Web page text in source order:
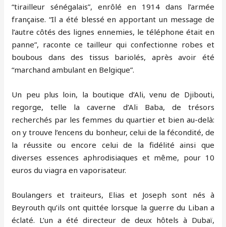
“tirailleur sénégalais”, enrôlé en 1914 dans l’armée
française. “Il a été blessé en apportant un message de
l’autre côtés des lignes ennemies, le téléphone était en
panne”, raconte ce tailleur qui confectionne robes et
boubous dans des tissus bariolés, après avoir été
“marchand ambulant en Belgique”.
Un peu plus loin, la boutique d’Ali, venu de Djibouti,
regorge, telle la caverne d’Ali Baba, de trésors
recherchés par les femmes du quartier et bien au-delà:
on y trouve l’encens du bonheur, celui de la fécondité, de
la réussite ou encore celui de la fidélité ainsi que
diverses essences aphrodisiaques et même, pour 10
euros du viagra en vaporisateur.
Boulangers et traiteurs, Elias et Joseph sont nés à
Beyrouth qu’ils ont quittée lorsque la guerre du Liban a
éclaté. L’un a été directeur de deux hôtels à Dubaï,